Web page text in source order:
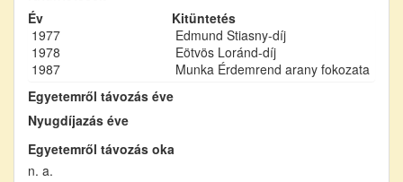
Év
Kitüntetés
1977
Edmund Stiasny-díj
1978
Eötvös Loránd-díj
1987
Munka Érdemrend arany fokozata
Egyetemről távozás éve
Nyugdíjazás éve
Egyetemről távozás oka
n. a.